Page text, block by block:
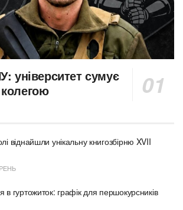
університет сумує
віднайшли унікальну книгозбірню XVII
в гуртожиток: графік для першокурсників